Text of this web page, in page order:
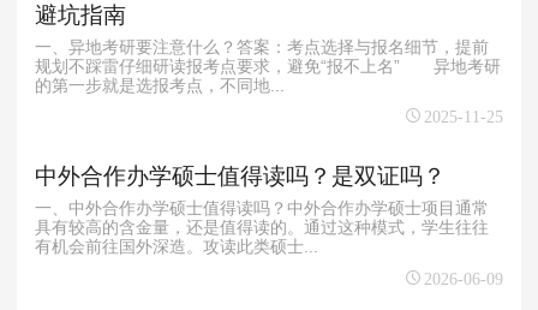
避坑指南
一、异地考研要注意什么？答案：考点选择与报名细节，提前
规划不踩雷仔细研读报考点要求，避免“报不上名” 异地考研
的第一步就是选报考点，不同地...
2025-11-25
中外合作办学硕士值得读吗？是双证吗？
一、中外合作办学硕士值得读吗？中外合作办学硕士项目通常
具有较高的含金量，还是值得读的。通过这种模式，学生往往
有机会前往国外深造。攻读此类硕士...
2026-06-09